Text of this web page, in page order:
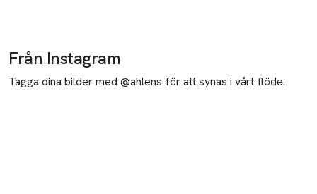
Från Instagram
Tagga dina bilder med @ahlens för att synas i vårt flöde.